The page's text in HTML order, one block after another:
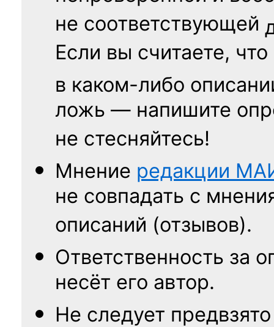
не соответствующей
Если вы считаете, что
в каком-либо
ложь — напишите
не стесняйтесь!
Мнение редакции
не совпадать с
описаний (отзывов).
Ответственность за
несёт его автор.
Не следует